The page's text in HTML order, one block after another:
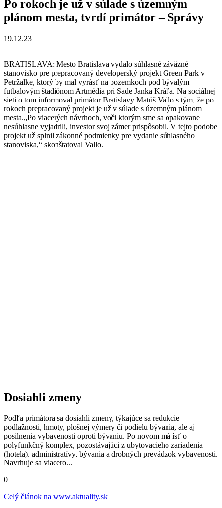
Po rokoch je už v súlade s územným
plánom mesta, tvrdí primátor – Správy
19.12.23
BRATISLAVA: Mesto Bratislava vydalo súhlasné záväzné
stanovisko pre prepracovaný developerský projekt Green Park v
Petržalke, ktorý by mal vyrásť na pozemkoch pod bývalým
futbalovým štadiónom Artmédia pri Sade Janka Kráľa. Na sociálnej
sieti o tom informoval primátor Bratislavy Matúš Vallo s tým, že po
rokoch prepracovaný projekt je už v súlade s územným plánom
mesta.„Po viacerých návrhoch, voči ktorým sme sa opakovane
nesúhlasne vyjadrili, investor svoj zámer prispôsobil. V tejto podobe
projekt už splnil zákonné podmienky pre vydanie súhlasného
stanoviska,“ skonštatoval Vallo.
Dosiahli zmeny
Podľa primátora sa dosiahli zmeny, týkajúce sa redukcie
podlažnosti, hmoty, plošnej výmery či podielu bývania, ale aj
posilnenia vybavenosti oproti bývaniu. Po novom má ísť o
polyfunkčný komplex, pozostávajúci z ubytovacieho zariadenia
(hotela), administratívy, bývania a drobných prevádzok vybavenosti.
Navrhuje sa viacero...
0
Celý článok na www.aktuality.sk